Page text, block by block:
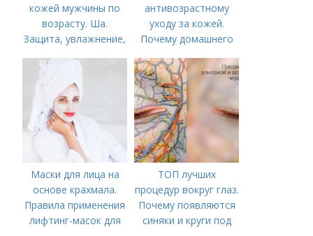
кожей мужчины по
возрасту. Ша.
Защита, увлажнение,
антивозрастному
уходу за кожей.
Почему домашнего
Маски для лица на
основе крахмала.
Правила применения
лифтинг-масок для
ТОП лучших
процедур вокруг глаз.
Почему появляются
синяки и круги под